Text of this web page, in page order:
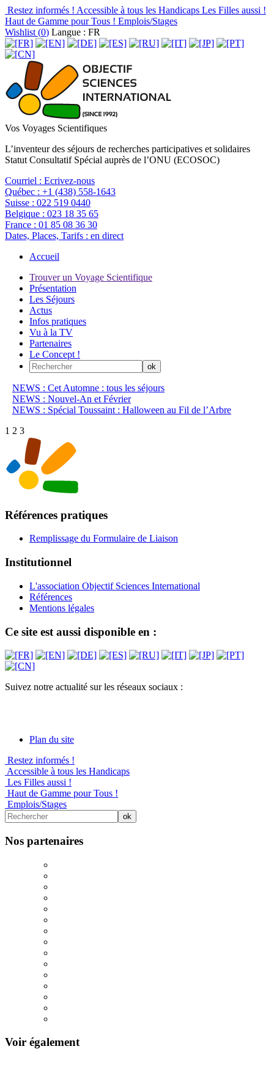
Restez informés ! Accessible à tous les Handicaps Les Filles aussi !
Haut de Gamme pour Tous ! Emplois/Stages
Wishlist (0) Langue : FR
Vos Voyages Scientifiques
L’inventeur des séjours de recherches participatives et solidaires
Statut Consultatif Spécial auprès de l’ONU (ECOSOC)
Courriel : Ecrivez-nous
Québec : +1 (438) 558-1643
Suisse : 022 519 0440
Belgique : 023 18 35 65
France : 01 85 08 36 30
Dates, Places, Tarifs : en direct
Accueil
Trouver un Voyage Scientifique
Présentation
Les Séjours
Actus
Infos pratiques
Vu à la TV
Partenaires
Le Concept !
NEWS : Cet Automne : tous les séjours
NEWS : Nouvel-An et Février
NEWS : Spécial Toussaint : Halloween au Fil de l’Arbre
1 2 3
Références pratiques
Remplissage du Formulaire de Liaison
Institutionnel
L'association Objectif Sciences International
Références
Mentions légales
Ce site est aussi disponible en :
Suivez notre actualité sur les réseaux sociaux :
Plan du site
Restez informés !
Accessible à tous les Handicaps
Les Filles aussi !
Haut de Gamme pour Tous !
Emplois/Stages
Nos partenaires
Voir également